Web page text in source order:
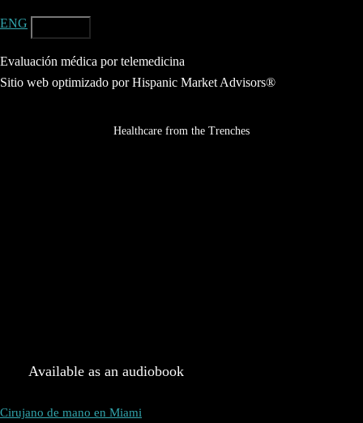
ENG
Evaluación médica por telemedicina
Sitio web optimizado por Hispanic Market Advisors®
Healthcare from the Trenches
Available as an audiobook
Cirujano de mano en Miami